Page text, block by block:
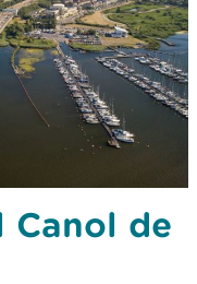
Canol de